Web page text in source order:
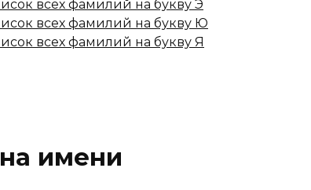
всех фамилий на букву Э
всех фамилий на букву Ю
всех фамилий на букву Я
имени